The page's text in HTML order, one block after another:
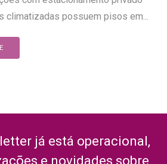
climatizadas possuem pisos em...
já está operacional,
e novidades sobre